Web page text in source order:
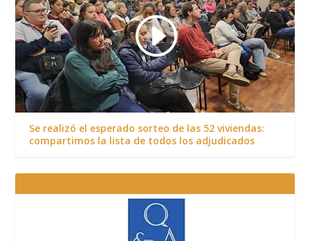
Se realizó el esperado sorteo de las 52 viviendas:
compartimos la lista de todos los adjudicados